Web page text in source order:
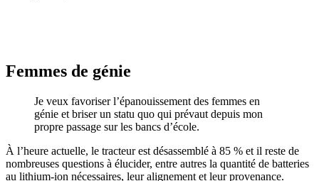
Femmes de génie
Je veux favoriser l’épanouissement des femmes en
génie et briser un statu quo qui prévaut depuis mon
propre passage sur les bancs d’école.
À l’heure actuelle, le tracteur est désassemblé à 85 % et il reste de
nombreuses questions à élucider, entre autres la quantité de batteries
au lithium-ion nécessaires, leur alignement et leur provenance.